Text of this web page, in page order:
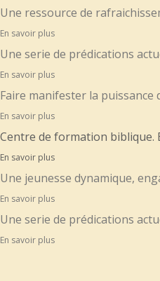
Une ressource de
En savoir plus
Une serie de prédications
En savoir plus
Faire manifester la
En savoir plus
Centre de formation biblique.
En savoir plus
Une jeunesse dynamique,
En savoir plus
Une serie de prédications
En savoir plus